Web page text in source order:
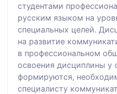
студентами
русским языком на
специальных целей.
на развитие
в профессиональном
освоения дисциплины у
формируются,
специалисту